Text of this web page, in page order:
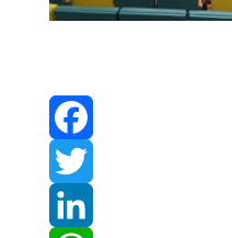
F
aT